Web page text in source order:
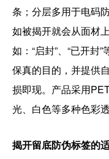
条；分层多用于电码
如被揭开就会从面材
如： “启封”、“已开封
保真的目的，并提供
损即现。产品采用
光、白色等多种色彩
揭开留底防伪标签的